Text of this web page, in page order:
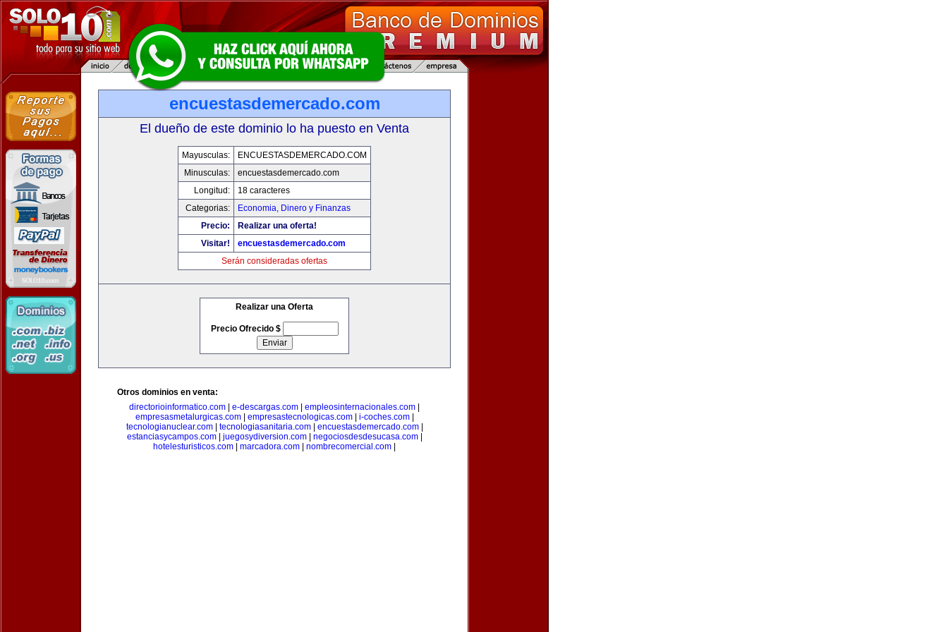
encuestasdemercado.com
El dueño de este dominio lo ha puesto en Venta
Mayusculas:
ENCUESTASDEMERCADO.COM
Minusculas:
encuestasdemercado.com
Longitud:
18 caracteres
Categorias:
Economia, Dinero y Finanzas
Precio:
Realizar una oferta!
Visitar!
encuestasdemercado.com
Serán consideradas ofertas
Realizar una Oferta
Precio Ofrecido $
Otros dominios en venta:
directorioinformatico.com
e-descargas.com empleosinternacionales.com
empresasmetalurgicas.com| empresastecnologicas.com| i-coches.com|
tecnologianuclear.com| tecnologiasanitaria.com| encuestasdemercado.com|
estanciasycampos.com| juegosydiversion.com| negociosdesdesucasa.com|
hotelesturisticos.com
marcadora.com nombrecomercial.com